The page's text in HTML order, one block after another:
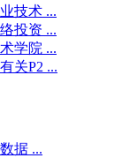
技术 ...
投资 ...
学院 ...
关P2 ...
据 ...